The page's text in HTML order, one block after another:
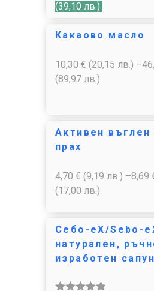
(39,10 лв.)
Какаово масло
10,30 € (20,15 лв.) –
(89,97 лв.)
Активен въглен
прах
4,70 € (9,19 лв.) –8,69
(17,00 лв.)
Себо-еХ/Sebo-
натурален,
изработен сапун